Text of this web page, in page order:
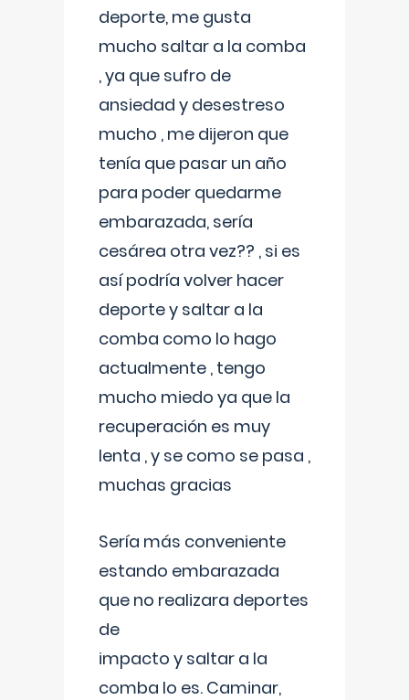
deporte, me gusta
mucho saltar a la comba
, ya que sufro de
ansiedad y desestreso
mucho , me dijeron que
tenía que pasar un año
para poder quedarme
embarazada, sería
cesárea otra vez?? , si es
así podría volver hacer
deporte y saltar a la
comba como lo hago
actualmente , tengo
mucho miedo ya que la
recuperación es muy
lenta , y se como se pasa ,
muchas gracias
Sería más conveniente
estando embarazada
que no realizara deportes
de
impacto y saltar a la
comba lo es. Caminar,